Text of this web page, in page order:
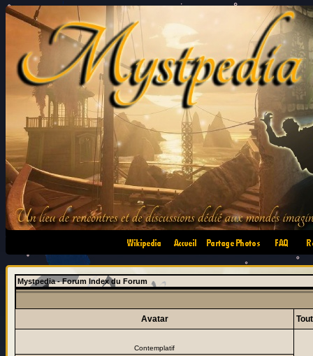
•
Mystpedia - Forum Index du Forum
Avatar
Contemplatif